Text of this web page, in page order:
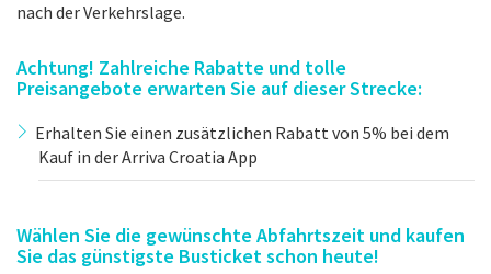
nach der Verkehrslage.
Achtung! Zahlreiche Rabatte und tolle
Preisangebote erwarten Sie auf dieser Strecke:
Erhalten Sie einen zusätzlichen Rabatt von 5% bei dem
Kauf in der Arriva Croatia App
Wählen Sie die gewünschte Abfahrtszeit und kaufen
Sie das günstigste Busticket schon heute!